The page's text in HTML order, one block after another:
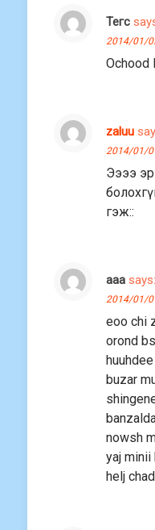
Тегс
2014/01/
Ochood
zaluu
2014/01/
Ээээ
гэж::
aaa says:
2014/01/
eoo chi
orond
buzar
nowsh
yaj minii
helj